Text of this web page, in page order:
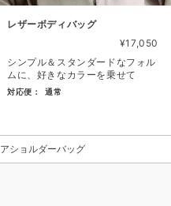
レザーボディバッグ
¥17,050
シンプル＆スタンダードなフォル
ムに、好きなカラーを乗せて
対応便： 通常
ショルダーバッグ